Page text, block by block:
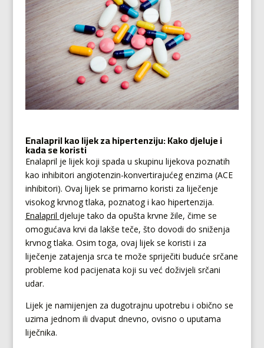
Enalapril kao lijek za hipertenziju: Kako djeluje i
kada se koristi
Enalapril je lijek koji spada u skupinu lijekova poznatih
kao inhibitori angiotenzin-konvertirajućeg enzima (ACE
inhibitori). Ovaj lijek se primarno koristi za liječenje
visokog krvnog tlaka, poznatog i kao hipertenzija.
Enalapril djeluje tako da opušta krvne žile, čime se
omogućava krvi da lakše teče, što dovodi do sniženja
krvnog tlaka. Osim toga, ovaj lijek se koristi i za
liječenje zatajenja srca te može spriječiti buduće srčane
probleme kod pacijenata koji su već doživjeli srčani
udar.
Lijek je namijenjen za dugotrajnu upotrebu i obično se
uzima jednom ili dvaput dnevno, ovisno o uputama
liječnika.